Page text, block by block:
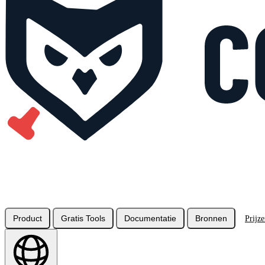
Product Gratis Tools Documentatie Bronnen